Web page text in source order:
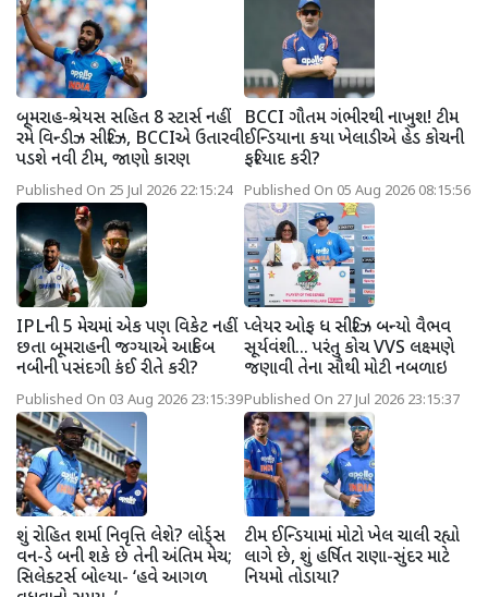
બૂમરાહ-શ્રેયસ સહિત 8 સ્ટાર્સ નહીં
રમે વિન્ડીઝ સીરિઝ, BCCIએ ઉતારવી
પડશે નવી ટીમ, જાણો કારણ
Published On 25 Jul 2026 22:15:24
BCCI ગૌતમ ગંભીરથી નાખુશ! ટીમ
ઈન્ડિયાના કયા ખેલાડીએ હેડ કોચની
ફરિયાદ કરી?
Published On 05 Aug 2026 08:15:56
IPLની 5 મેચમાં એક પણ વિકેટ નહીં
છતા બૂમરાહની જગ્યાએ આકિબ
નબીની પસંદગી કંઈ રીતે કરી?
Published On 03 Aug 2026 23:15:39
પ્લેયર ઓફ ધ સીરિઝ બન્યો વૈભવ
સૂર્યવંશી... પરંતુ કોચ VVS લક્ષ્મણે
જણાવી તેના સૌથી મોટી નબળાઇ
Published On 27 Jul 2026 23:15:37
શું રોહિત શર્મા નિવૃત્તિ લેશે? લોર્ડ્સ
વન-ડે બની શકે છે તેની અંતિમ મેચ;
સિલેક્ટર્સ બોલ્યા- ‘હવે આગળ
ટીમ ઈન્ડિયામાં મોટો ખેલ ચાલી રહ્યો
લાગે છે, શું હર્ષિત રાણા-સુંદર માટે
નિયમો તોડાયા?